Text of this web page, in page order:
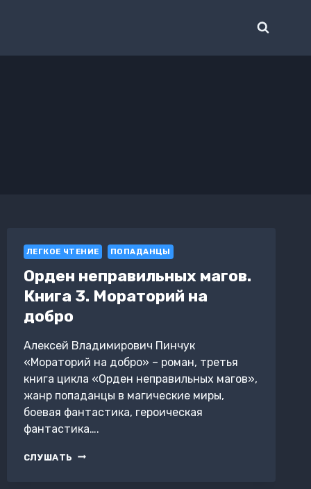
ЛЕГКОЕ ЧТЕНИЕ ПОПАДАНЦЫ
Орден неправильных магов.
Книга 3. Мораторий на
добро
Алексей Владимирович Пинчук
«Мораторий на добро» – роман, третья
книга цикла «Орден неправильных магов»,
жанр попаданцы в магические миры,
боевая фантастика, героическая
фантастика….
СЛУШАТЬ ОРДЕН